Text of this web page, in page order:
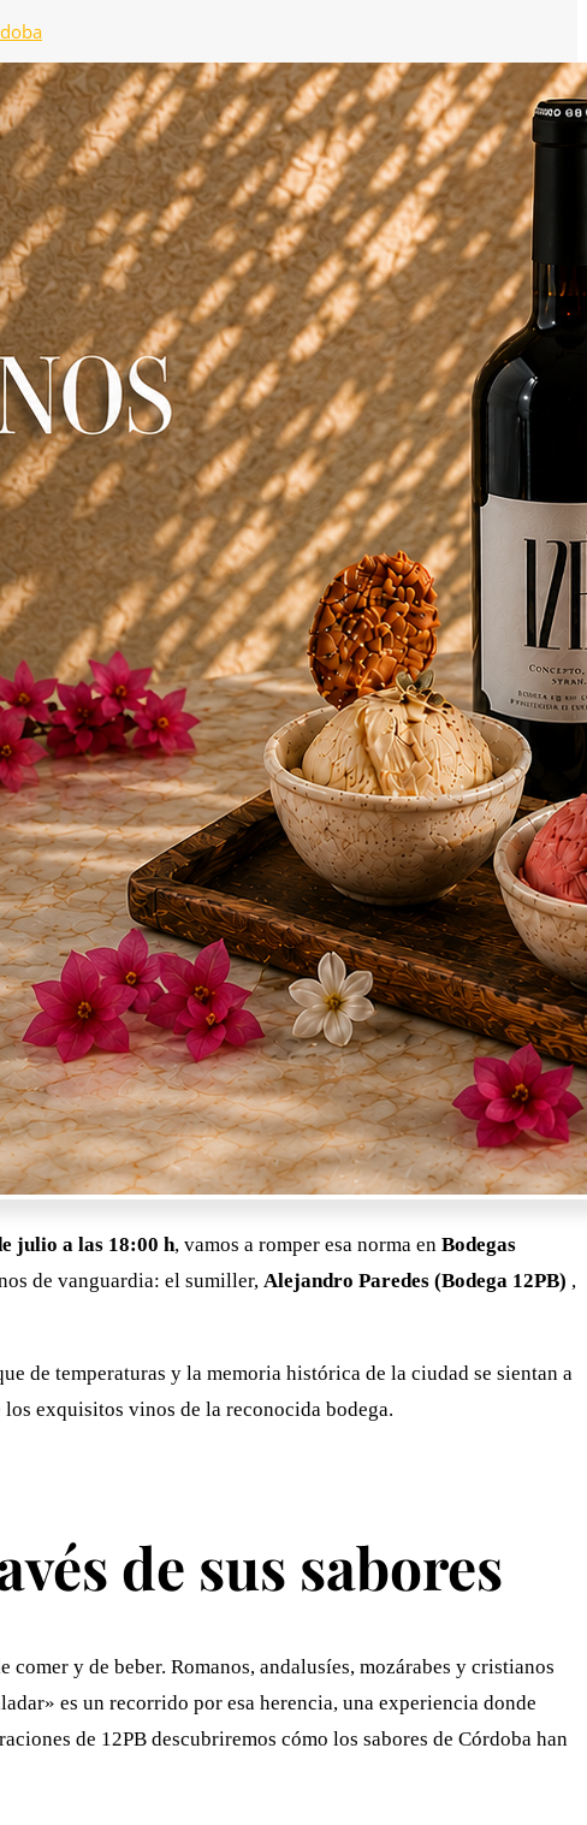
julio a las 18:00 h, vamos a romper esa norma en Bodegas
de vanguardia: el sumiller, Alejandro Paredes (Bodega 12PB) ,
de temperaturas y la memoria histórica de la ciudad se sientan a
exquisitos vinos de la reconocida bodega.
de sus sabores
y de beber. Romanos, andalusíes, mozárabes y cristianos
es un recorrido por esa herencia, una experiencia donde
de 12PB descubriremos cómo los sabores de Córdoba han